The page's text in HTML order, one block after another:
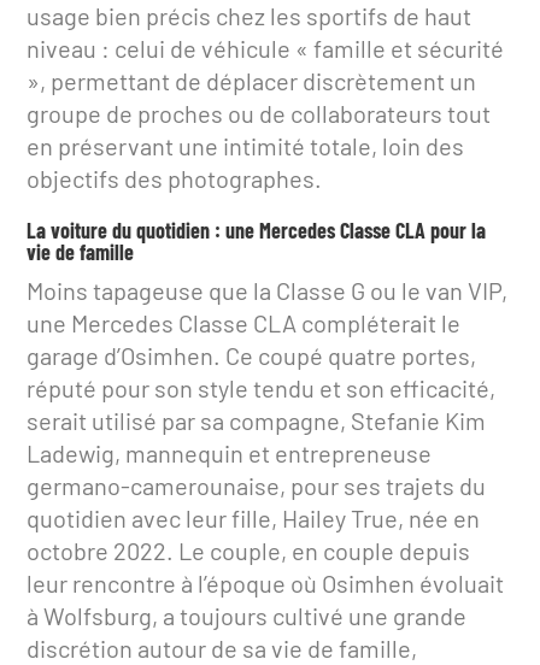
usage bien précis chez les sportifs de haut
niveau : celui de véhicule « famille et sécurité
», permettant de déplacer discrètement un
groupe de proches ou de collaborateurs tout
en préservant une intimité totale, loin des
objectifs des photographes.
La voiture du quotidien : une Mercedes Classe CLA pour la
vie de famille
Moins tapageuse que la Classe G ou le van VIP,
une Mercedes Classe CLA compléterait le
garage d’Osimhen. Ce coupé quatre portes,
réputé pour son style tendu et son efficacité,
serait utilisé par sa compagne, Stefanie Kim
Ladewig, mannequin et entrepreneuse
germano-camerounaise, pour ses trajets du
quotidien avec leur fille, Hailey True, née en
octobre 2022. Le couple, en couple depuis
leur rencontre à l’époque où Osimhen évoluait
à Wolfsburg, a toujours cultivé une grande
discrétion autour de sa vie de famille,